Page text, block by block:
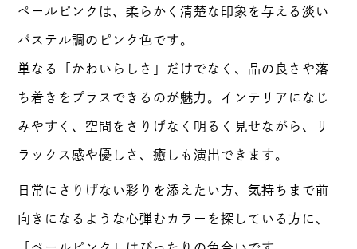
ペールピンクは、柔らかく清楚な印象を与える淡い
パステル調のピンク色です。
単なる「かわいらしさ」だけでなく、品の良さや落
ち着きをプラスできるのが魅力。インテリアになじ
みやすく、空間をさりげなく明るく見せながら、リ
ラックス感や優しさ、癒しも演出できます。
日常にさりげない彩りを添えたい方、気持ちまで前
向きになるような心弾むカラーを探している方に、